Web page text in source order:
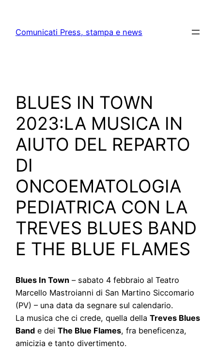
content
Comunicati Press, stampa e news
BLUES IN TOWN
2023:LA MUSICA IN
AIUTO DEL REPARTO
DI
ONCOEMATOLOGIA
PEDIATRICA CON LA
TREVES BLUES BAND
E THE BLUE FLAMES
Blues In Town – sabato 4 febbraio al Teatro
Marcello Mastroianni di San Martino Siccomario
(PV) – una data da segnare sul calendario.
La musica che ci crede, quella della Treves Blues
Band e dei The Blue Flames, fra beneficenza,
amicizia e tanto divertimento.